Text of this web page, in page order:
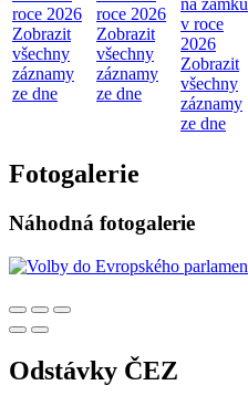
roce 2026
Zobrazit
všechny
záznamy
ze dne
roce 2026
Zobrazit
všechny
záznamy
ze dne
na zámku
v roce
2026
Zobrazit
všechny
záznamy
ze dne
Fotogalerie
Náhodná fotogalerie
Odstávky ČEZ